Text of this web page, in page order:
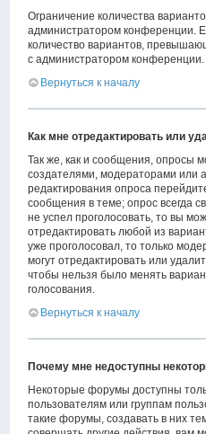
Ограничение количества
администратором конференции.
количество вариантов,
с администратором конференции.
Вернуться к началу
Как мне отредактировать или
Так же, как и сообщения, опросы
создателями, модераторами или
редактирования опроса
сообщения в теме; опрос всегда
не успел проголосовать, то вы
отредактировать любой из
уже проголосовал, то только
могут отредактировать или
чтобы нельзя было менять
голосования.
Вернуться к началу
Почему мне недоступны
Некоторые форумы доступны
пользователям или группам
такие форумы, создавать в них